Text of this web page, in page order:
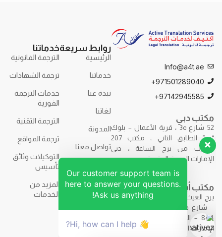
Info@a4t.ae
971501289040+
97142945585+
مكتب دبي
52 شارع 3c ، قرية الأعمال – بلوك
“ب” الطابق الثاني ، مكتب 207
بالقرب من برج الساعة ، دبي
الإمارات العربية المتحدة.
مكتب أبوظبي
برج الغيث – F9R7+7H2 – برج الغيث
– شارع حمدان بن محمد – مكتب
844 – الطابق الثامن – أبوظبي –
الإمارات العربية المتحدة
روابط سريعة
الرئيسية
خدماتنا
نبذة عنا
لغاتنا
المدونة
تواصل معنا
خدماتنا
الترجمة القانونية
ترجمة الشهادات
خدمات الترجمة
الفورية
الترجمة التقنية
ترجمة المواقع
التوكيلات وثائق
تأسيس
المزيد من
الخدمات
Our customer support team is
here to answer your questions.
Ask us anything!
👋 Hi, how can I help?